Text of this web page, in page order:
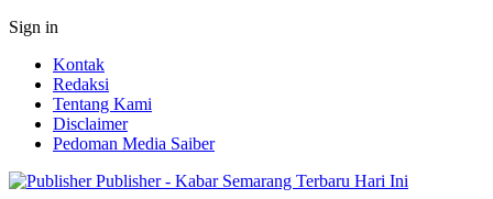
Sign in
Kontak
Redaksi
Tentang Kami
Disclaimer
Pedoman Media Saiber
Publisher - Kabar Semarang Terbaru Hari Ini